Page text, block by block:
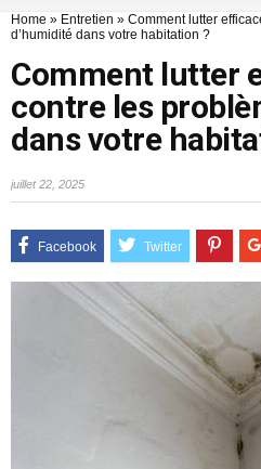
Home » Entretien » Comment lutter
d’humidité dans votre habitation ?
Comment lutter
contre les
dans votre
juillet 22, 2025